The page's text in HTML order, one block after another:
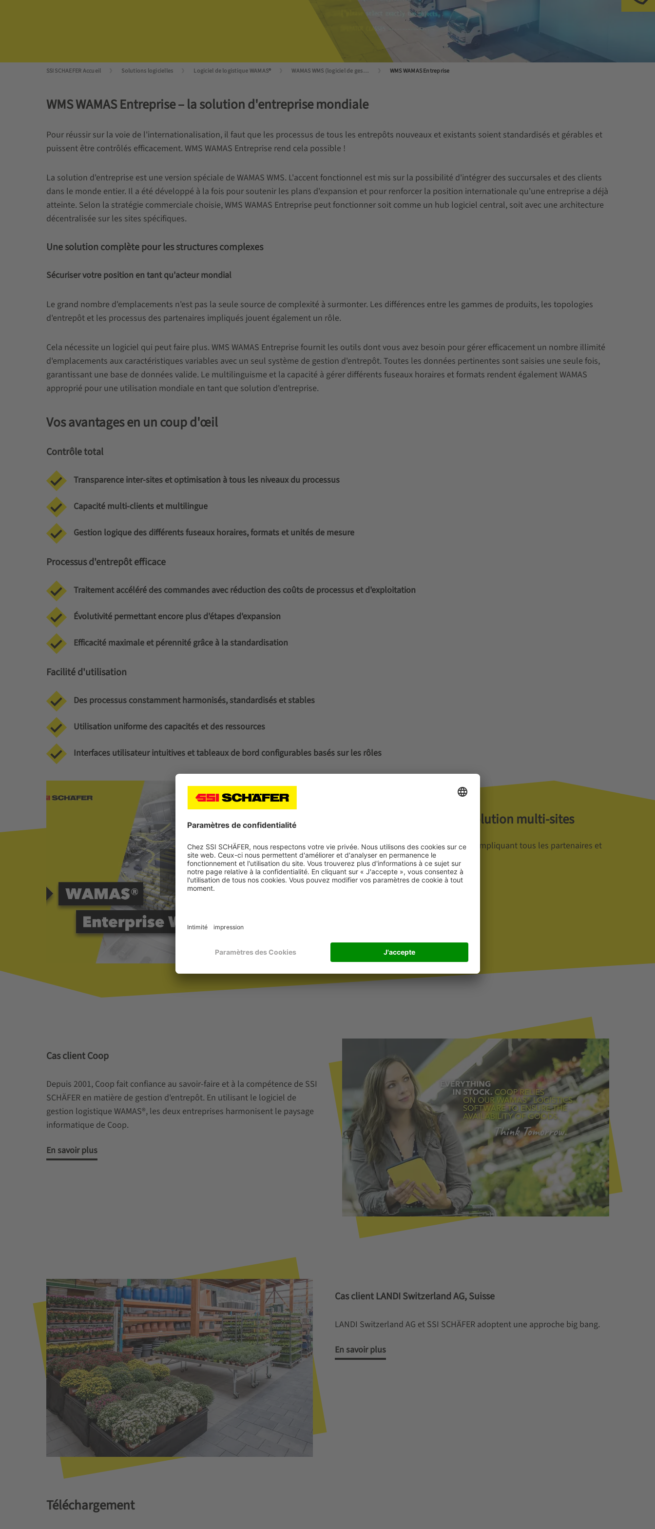
SSI SCHAEFER Accueil Solutions logicielles Logiciel de logistique WAMAS® WAMAS WMS (logiciel de gestion d'entrepôt) WMS WAMAS Entreprise
WMS WAMAS Entreprise – la solution d'entreprise mondiale
Pour réussir sur la voie de l'internationalisation, il faut que les processus de tous les entrepôts nouveaux et existants soient standardisés et gérables et
puissent être contrôlés efficacement. WMS WAMAS Entreprise rend cela possible !
La solution d'entreprise est une version spéciale de WAMAS WMS. L'accent fonctionnel est mis sur la possibilité d'intégrer des succursales et des clients
dans le monde entier. Il a été développé à la fois pour soutenir les plans d'expansion et pour renforcer la position internationale qu'une entreprise a déjà
atteinte. Selon la stratégie commerciale choisie, WMS WAMAS Entreprise peut fonctionner soit comme un hub logiciel central, soit avec une architecture
décentralisée sur les sites spécifiques.
Une solution complète pour les structures complexes
Sécuriser votre position en tant qu'acteur mondial
Le grand nombre d'emplacements n'est pas la seule source de complexité à surmonter. Les différences entre les gammes de produits, les topologies
d'entrepôt et les processus des partenaires impliqués jouent également un rôle.
Cela nécessite un logiciel qui peut faire plus. WMS WAMAS Entreprise fournit les outils dont vous avez besoin pour gérer efficacement un nombre illimité
d'emplacements aux caractéristiques variables avec un seul système de gestion d'entrepôt. Toutes les données pertinentes sont saisies une seule fois,
garantissant une base de données valide. Le multilinguisme et la capacité à gérer différents fuseaux horaires et formats rendent également WAMAS
approprié pour une utilisation mondiale en tant que solution d'entreprise.
Vos avantages en un coup d'œil
Contrôle total
Transparence inter-sites et optimisation à tous les niveaux du processus
Capacité multi-clients et multilingue
Gestion logique des différents fuseaux horaires, formats et unités de mesure
Processus d'entrepôt efficace
Traitement accéléré des commandes avec réduction des coûts de processus et d'exploitation
Évolutivité permettant encore plus d'étapes d'expansion
Efficacité maximale et pérennité grâce à la standardisation
Facilité d'utilisation
Des processus constamment harmonisés, standardisés et stables
Utilisation uniforme des capacités et des ressources
Interfaces utilisateur intuitives et tableaux de bord configurables basés sur les rôles
WAMAS Entreprise - Une solution multi-sites
Relever les défis d'un marché mondial impliquant tous les partenaires et
acteurs de la supply chain.
Cas client Coop
Depuis 2001, Coop fait confiance au savoir-faire et à la compétence de SSI
SCHÄFER en matière de gestion d'entrepôt. En utilisant le logiciel de
gestion logistique WAMAS®, les deux entreprises harmonisent le paysage
informatique de Coop.
En savoir plus
Cas client LANDI Switzerland AG, Suisse
LANDI Switzerland AG et SSI SCHÄFER adoptent une approche big bang.
En savoir plus
Téléchargement